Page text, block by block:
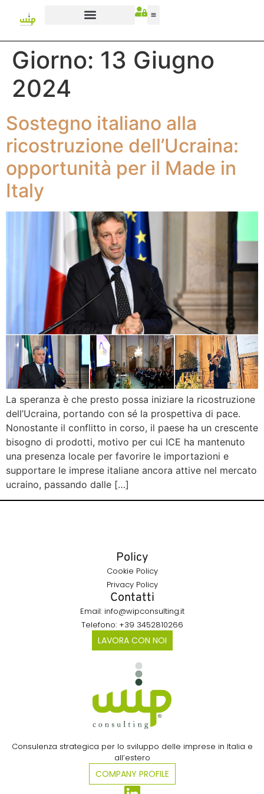
Giorno: 13 Giugno
2024
Sostegno italiano alla
ricostruzione dell’Ucraina:
opportunità per il Made in
Italy
La speranza è che presto possa iniziare la ricostruzione
dell’Ucraina, portando con sé la prospettiva di pace.
Nonostante il conflitto in corso, il paese ha un crescente
bisogno di prodotti, motivo per cui ICE ha mantenuto
una presenza locale per favorire le importazioni e
supportare le imprese italiane ancora attive nel mercato
ucraino, passando dalle […]
Consulenza strategica per lo sviluppo delle imprese in Italia e
all’estero​
COMPANY PROFILE
Policy
Cookie Policy
Privacy Policy
Contatti
Email: info@wipconsulting.it
Telefono: +39 3452810266
LAVORA CON NOI